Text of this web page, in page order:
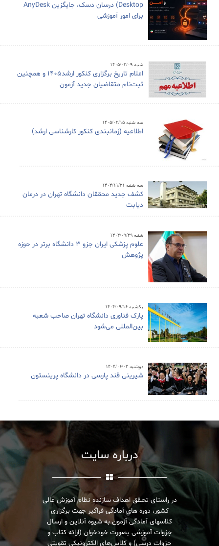
Desktop) درسان دسک، جایگزین AnyDesk
برای امور آموزشی
شنبه ۱۴۰۵/۰۳/۰۹
اعلام تاریخ برگزاری کنکور ارشد1405 و همچنین
ثبت‌نام متقاضیان جدید آزمون
سه شنبه ۱۴۰۵/۰۲/۱۵
اطلاعیه (زمانبندی کنکور کارشناسی ارشد)
سه شنبه ۱۴۰۴/۱۱/۲۱
کشف جدید محققان دانشگاه تهران در درمان
دیابت
شنبه ۱۴۰۴/۰۹/۲۹
علوم پزشکی ایران جزو ۳ دانشگاه برتر در حوزه
پژوهش
یکشنبه ۱۴۰۴/۰۹/۱۶
پارک فناوری دانشگاه تهران صاحب شعبه
بین‌المللی می‌شود
دوشنبه ۱۴۰۴/۰۶/۰۳
شیرینی قند پارسی در دانشگاه پرینستون
درباره سایت
در راستای تحـقق اهداف سازنده نظام آموزش عالی
کشور، دوره های آمادگی فراگیر جهت برگزاری
کلاسهای آمادگی آزمون به شیوه آنلاین و ارسال
جزوات آموزشی بصورت خودخوان (ارائه کتاب و
جزوات درسی) و کلاس‌های الکترونیکی تقویتی